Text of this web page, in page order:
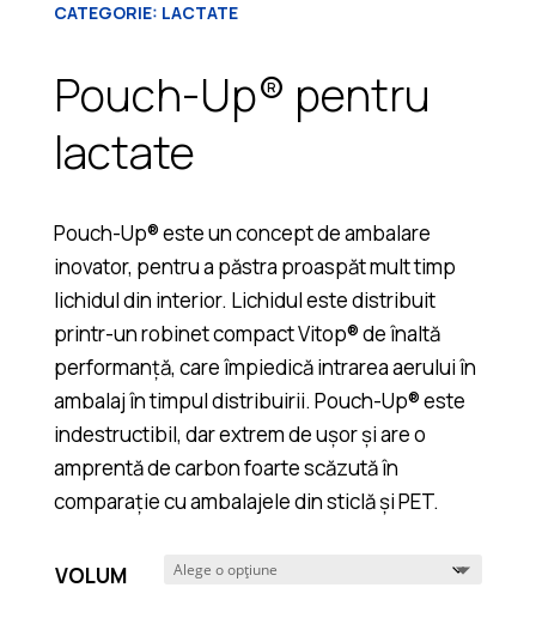
CATEGORIE: LACTATE
Pouch-Up® pentru
lactate
Pouch-Up® este un concept de ambalare
inovator, pentru a păstra proaspăt mult timp
lichidul din interior. Lichidul este distribuit
printr-un robinet compact Vitop® de înaltă
performanță, care împiedică intrarea aerului în
ambalaj în timpul distribuirii. Pouch-Up® este
indestructibil, dar extrem de ușor și are o
amprentă de carbon foarte scăzută în
comparație cu ambalajele din sticlă și PET.
VOLUM